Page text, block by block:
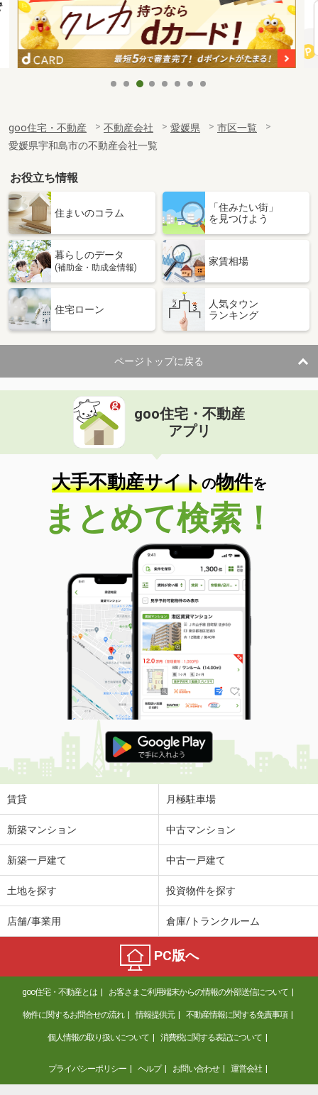
goo住宅・不動産 不動産会社 愛媛県
市区一覧
愛媛県宇和島市の不動産会社一覧
お役立ち情報
住まいのコラム
「住みたい街」
を見つけよう
暮らしのデータ
(補助金・助成金情報)
家賃相場
住宅ローン
人気タウン
ランキング
ページトップに戻る
goo住宅・不動産
アプリ
大手不動産サイトの物件を
まとめて検索！
賃貸 月極駐車場
新築マンション 中古マンション
新築一戸建て 中古一戸建て
土地を探す 投資物件を探す
店舗/事業用 倉庫/トランクルーム
PC版へ
goo住宅・不動産とは お客さまご利用端末からの情報の外部送信について
物件に関するお問合せの流れ 情報提供元 不動産情報に関する免責事項
個人情報の取り扱いについて 消費税に関する表記について
プライバシーポリシー ヘルプ お問い合わせ 運営会社